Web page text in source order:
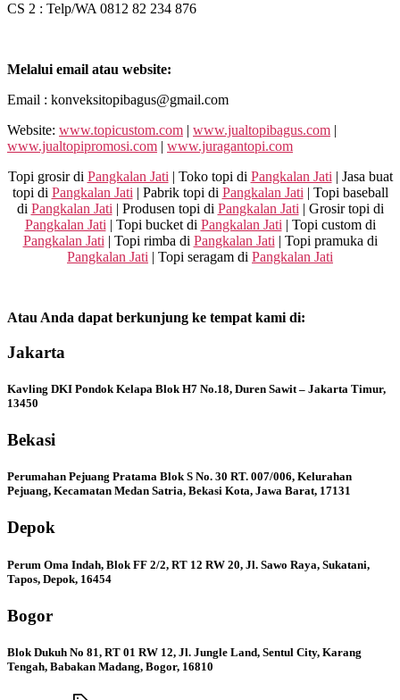
CS 2 : Telp/WA 0812 82 234 876
Melalui email atau website:
Email : konveksitopibagus@gmail.com
Website: www.topicustom.com | www.jualtopibagus.com |
www.jualtopipromosi.com | www.juragantopi.com
Topi grosir di Pangkalan Jati | Toko topi di Pangkalan Jati | Jasa buat
topi di Pangkalan Jati | Pabrik topi di Pangkalan Jati | Topi baseball
di Pangkalan Jati | Produsen topi di Pangkalan Jati | Grosir topi di
Pangkalan Jati | Topi bucket di Pangkalan Jati | Topi custom di
Pangkalan Jati | Topi rimba di Pangkalan Jati | Topi pramuka di
Pangkalan Jati | Topi seragam di Pangkalan Jati
Atau Anda dapat berkunjung ke tempat kami di:
Jakarta
Kavling DKI Pondok Kelapa Blok H7 No.18, Duren Sawit – Jakarta Timur,
13450
Bekasi
Perumahan Pejuang Pratama Blok S No. 30 RT. 007/006, Kelurahan
Pejuang, Kecamatan Medan Satria, Bekasi Kota, Jawa Barat, 17131
Depok
Perum Oma Indah, Blok FF 2/2, RT 12 RW 20, Jl. Sawo Raya, Sukatani,
Tapos, Depok, 16454
Bogor
Blok Dukuh No 81, RT 01 RW 12, Jl. Jungle Land, Sentul City, Karang
Tengah, Babakan Madang, Bogor, 16810